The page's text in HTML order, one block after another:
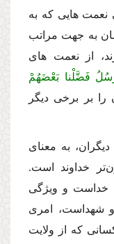
نعمت هایى كه به
به جهت مراتب
از نعمت هاى
فَضَّلْنا بَعْضَهُمْ
را بر برخى دیگر
به معناى
خداوند است.
خداست و ویژگى
و شهداست، امرى
كه از ولایت